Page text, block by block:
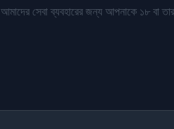
আমাদের সেবা ব্যবহারের জন্য আপনাকে ১৮ বা